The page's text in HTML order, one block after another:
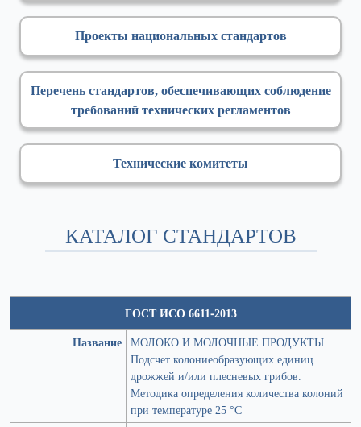
Проекты национальных стандартов
Перечень стандартов, обеспечивающих соблюдение
требований технических регламентов
Технические комитеты
КАТАЛОГ СТАНДАРТОВ
ГОСТ ИСО 6611-2013
Название МОЛОКО И МОЛОЧНЫЕ ПРОДУКТЫ.
Подсчет колониеобразующих единиц
дрожжей и/или плесневых грибов.
Методика определения количества колоний
при температуре 25 °C